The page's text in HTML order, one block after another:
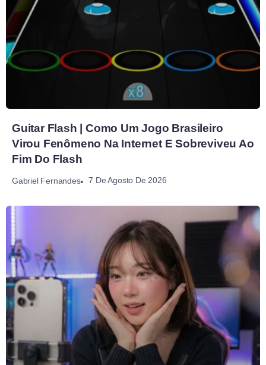
Guitar Flash | Como Um Jogo Brasileiro
Virou Fenômeno Na Internet E Sobreviveu Ao
Fim Do Flash
Gabriel Fernandes 7 De Agosto De 2026